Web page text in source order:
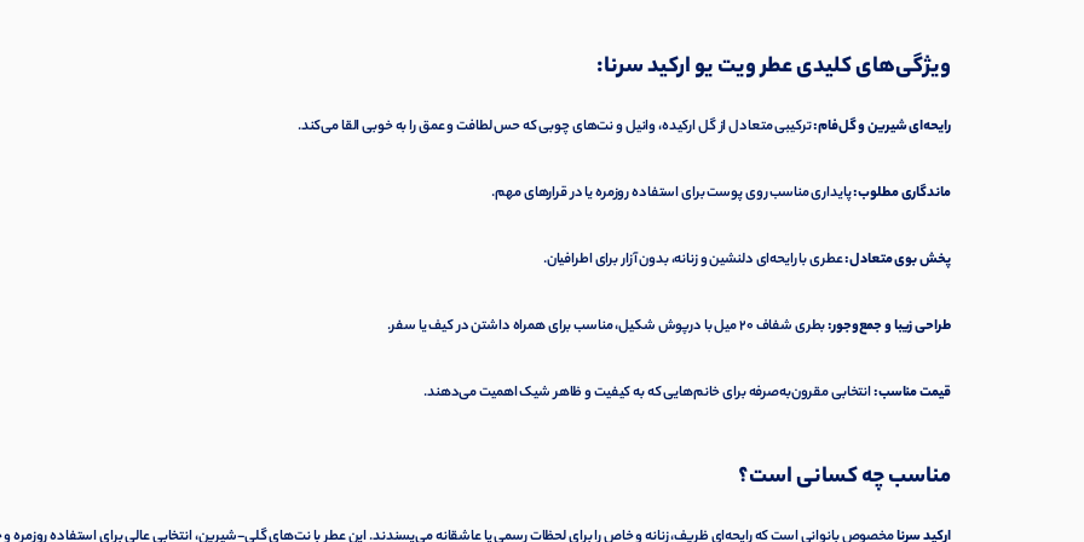
ویژگی‌های کلیدی عطر ویت یو ارکید سرنا:
رایحه‌ای شیرین و گل‌فام:ترکیبی متعادل از گل ارکیده، وانیل و نت‌های چوبی که حس لطافت و عمق را به خوبی القا می‌کند.
ماندگاری مطلوب:پایداری مناسب روی پوست برای استفاده روزمره یا در قرارهای مهم.
پخش بوی متعادل:عطری با رایحه‌ای دلنشین و زنانه، بدون آزار برای اطرافیان.
طراحی زیبا و جمع‌وجور:بطری شفاف ۲۰ میل با درپوش شکیل، مناسب برای همراه داشتن در کیف یا سفر.
قیمت مناسب:انتخابی مقرون‌به‌صرفه برای خانم‌هایی که به کیفیت و ظاهر شیک اهمیت می‌دهند.
مناسب چه کسانی است؟
ارکید سرنامخصوص بانوانی است که رایحه‌ای ظریف، زنانه و خاص را برای لحظات رسمی یا عاشقانه می‌پسندند. این عطر با نت‌های گلی-شیرین، انتخابی عالی برای استفاده روزمره